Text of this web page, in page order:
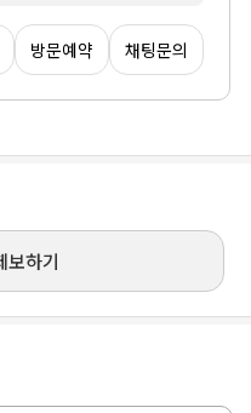
방문예약 채팅문의
보하기